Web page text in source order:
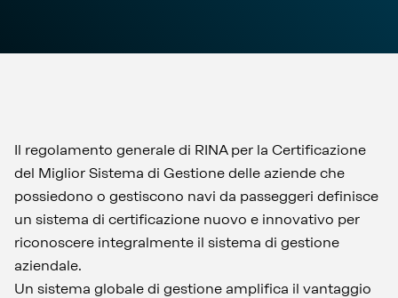
Il regolamento generale di RINA per la Certificazione
del Miglior Sistema di Gestione delle aziende che
possiedono o gestiscono navi da passeggeri definisce
un sistema di certificazione nuovo e innovativo per
riconoscere integralmente il sistema di gestione
aziendale.
Un sistema globale di gestione amplifica il vantaggio